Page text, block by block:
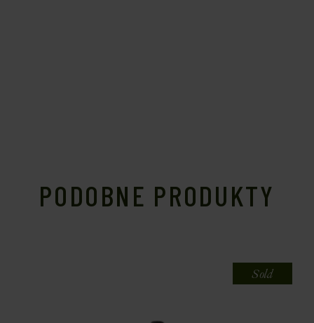
PODOBNE PRODUKTY
Sold